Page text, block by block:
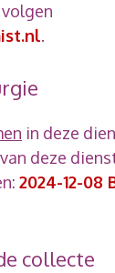
.
in deze
van deze
2024-12-08
collecte